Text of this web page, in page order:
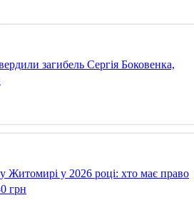
загибель Сергія Боковенка,
Житомирі у 2026 році: хто має право
грн